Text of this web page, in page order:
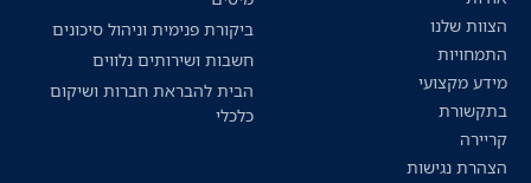
הצוות שלנו
התמחויות
מידע מקצועי
בתקשורת
קריירה
הצהרת נגישות
ביקורת פנימית וניהול סיכונים
חשבות ושירותים נלווים
הבית להבראת חברות ושיקום
כלכלי